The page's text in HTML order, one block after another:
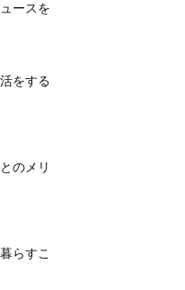
ースを
をする
のメリ
らすこ